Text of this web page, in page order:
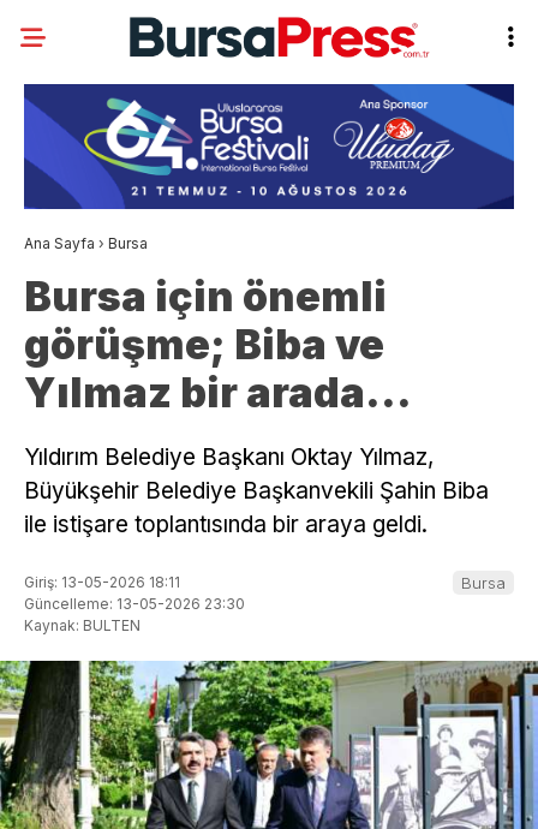
Ana Sayfa › Bursa
Bursa için önemli
görüşme; Biba ve
Yılmaz bir arada…
Yıldırım Belediye Başkanı Oktay Yılmaz,
Büyükşehir Belediye Başkanvekili Şahin Biba
ile istişare toplantısında bir araya geldi.
Giriş: 13-05-2026 18:11
Güncelleme: 13-05-2026 23:30
Kaynak: BULTEN
Bursa